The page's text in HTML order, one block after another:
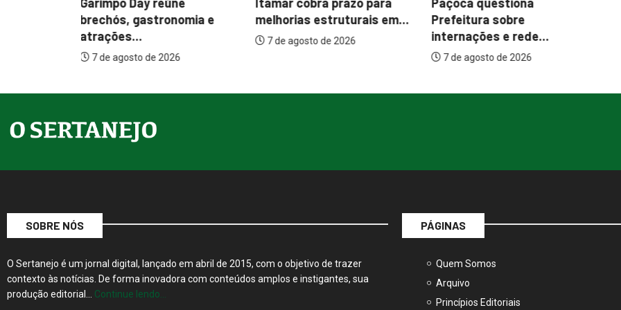
melhorias estruturais em...
7 de agosto de 2026
Prefeitura sobre
internações e rede...
brechós, gastronomia e
atrações...
7 de agosto de 2026
SOBRE NÓS
O Sertanejo é um jornal digital, lançado em abril de 2015, com o objetivo de trazer
contexto às notícias. De forma inovadora com conteúdos amplos e instigantes, sua
produção editorial… Continue lendo…
PÁGINAS
Quem Somos
Arquivo
Princípios Editoriais